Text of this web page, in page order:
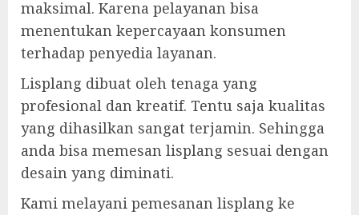
maksimal. Karena pelayanan bisa
menentukan kepercayaan konsumen
terhadap penyedia layanan.
Lisplang dibuat oleh tenaga yang
profesional dan kreatif. Tentu saja kualitas
yang dihasilkan sangat terjamin. Sehingga
anda bisa memesan lisplang sesuai dengan
desain yang diminati.
Kami melayani pemesanan lisplang ke